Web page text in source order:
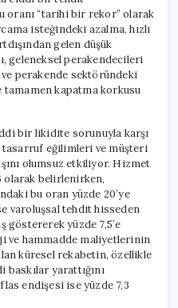
“tarihi bir rekor” olarak
isteğindeki azalma, hızlı
gelen düşük
geleneksel perakendecileri
perakende sektöründeki
tamamen kapatma korkusu
bir likidite sorunuyla karşı
eğilimleri ve müşteri
olumsuz etkiliyor. Hizmet
olarak belirlenirken,
bu oran yüzde 20’ye
varoluşsal tehdit hisseden
göstererek yüzde 7,5’e
ve hammadde maliyetlerinin
küresel rekabetin, özellikle
yarattığını
endişesi ise yüzde 7,3